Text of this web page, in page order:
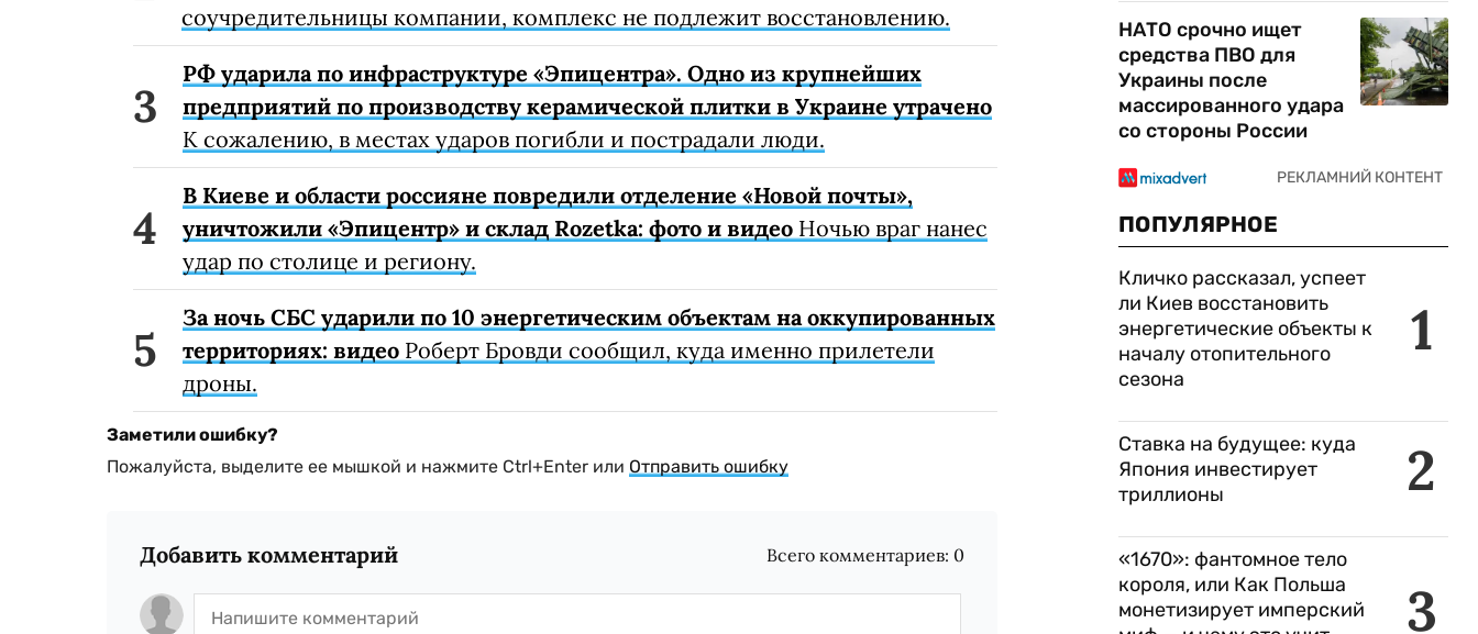
соучредительницы компании, комплекс не подлежит восстановлению.
РФ ударила по инфраструктуре «Эпицентра». Одно из крупнейших
предприятий по производству керамической плитки в Украине утрачено
К сожалению, в местах ударов погибли и пострадали люди.
В Киеве и области россияне повредили отделение «Новой почты»,
уничтожили «Эпицентр» и склад Rozetka: фото и видео Ночью враг нанес
удар по столице и региону.
За ночь СБС ударили по 10 энергетическим объектам на оккупированных
территориях: видео Роберт Бровди сообщил, куда именно прилетели
дроны.
Заметили ошибку?
Пожалуйста, выделите ее мышкой и нажмите Ctrl+Enter или Отправить ошибку
Добавить комментарий Всего комментариев: 0
НАТО срочно ищет
средства ПВО для
Украины после
массированного удара
со стороны России
ПОПУЛЯРНОЕ
1
Кличко рассказал, успеет
ли Киев восстановить
энергетические объекты к
началу отопительного
сезона
2
Ставка на будущее: куда
Япония инвестирует
триллионы
3
«1670»: фантомное тело
короля, или Как Польша
монетизирует имперский